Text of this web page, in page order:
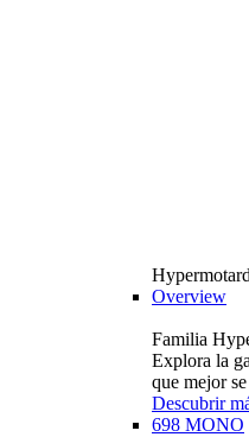
Hypermotard
Overview
Familia
Explora la
que mejor
Descubrir
698 MONO